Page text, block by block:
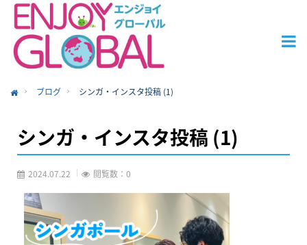
ブログ シンガ・インスタ投稿 (1)
シンガ・インスタ投稿 (1)
2024.07.22 閲覧数：0